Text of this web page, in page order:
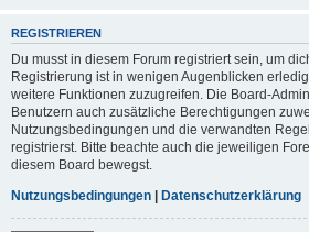
REGISTRIEREN
Du musst in diesem Forum registriert sein, um
Registrierung ist in wenigen Augenblicken
weitere Funktionen zuzugreifen. Die Board-
Benutzern auch zusätzliche Berechtigungen
Nutzungsbedingungen und die verwandten
registrierst. Bitte beachte auch die jeweiligen
diesem Board bewegst.
Nutzungsbedingungen | Datenschutzerklärung